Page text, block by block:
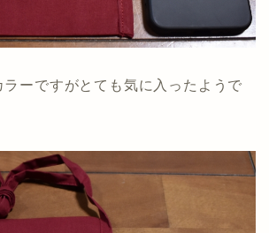
ラーですがとても気に入ったようで